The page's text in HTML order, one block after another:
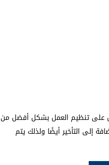
على تنظيم العمل بشكل أفضل من
إلى التأخير أيضًا ولذلك يتم